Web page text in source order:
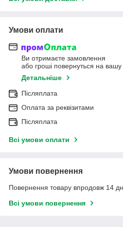
Умови оплати
Ви отримаєте замовлення
або гроші повернуться на вашу
Детальніше
Післяплата
Оплата за реквізитами
Післяплата
Всі умови оплати
Умови повернення
Повернення товару впродовж 14
Всі умови повернення